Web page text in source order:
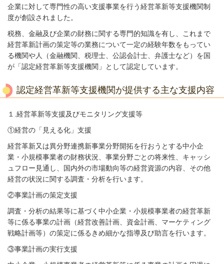
企業に対して専門性の高い支援事業を行う経営革新等支援機関制
度が創設されました。
税務、金融及び企業の財務に関する専門的知識を有し、これまで
経営革新計画の策定等の業務について一定の経験年数をもってい
る機関や人（金融機関、税理士、公認会計士、弁護士など）を国
が「認定経営革新等支援機関」として認定しています。
認定経営革新等支援機関が提供する主な支援内容
１.経営革新等支援及びモニタリング支援等
①経営の「見える化」支援
経営革新又は異分野連携新事業分野開拓を行おうとする中小企
業・小規模事業者の財務状況、事業分野ごとの将来性、キャッシ
ュフロー見通し、国内外の市場動向等の経営資源の内容、その他
経営の状況に関する調査・分析を行います。
②事業計画の策定支援
調査・分析の結果等に基づく中小企業・小規模事業者の経営革新
等に係る事業の計画（経営改善計画、資金計画、マーケティング
戦略計画等）の策定に係るきめ細かな指導及び助言を行います。
③事業計画の実行支援